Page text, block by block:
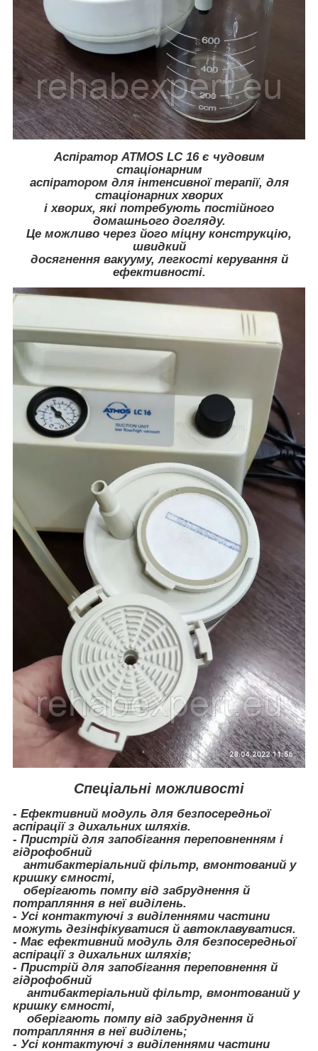
Аспіратор ATMOS LC 16 є чудовим
стаціонарним
аспіратором для інтенсивної терапії, для
стаціонарних хворих
і хворих, які потребують постійного
домашнього догляду.
Це можливо через його міцну конструкцію,
швидкий
досягнення вакууму, легкості керування й
ефективності.
Спеціальні можливості
- Ефективний модуль для безпосередньої
аспірації з дихальних шляхів.
- Пристрій для запобігання переповненням і
гідрофобний
антибактеріальний фільтр, вмонтований у
кришку ємності,
оберігають помпу від забруднення й
потрапляння в неї виділень.
- Усі контактуючі з виділеннями частини
можуть дезінфікуватися й автоклавуватися.
- Має ефективний модуль для безпосередньої
аспірації з дихальних шляхів;
- Пристрій для запобігання переповнення й
гідрофобний
антибактеріальний фільтр, вмонтований у
кришку ємності,
оберігають помпу від забруднення й
потрапляння в неї виділень;
- Усі контактуючі з виділеннями частини